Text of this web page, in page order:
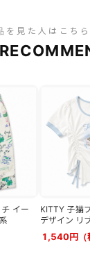
を見た人はこち
イー
KITTY 子猫
デザイン リ
1,540円（